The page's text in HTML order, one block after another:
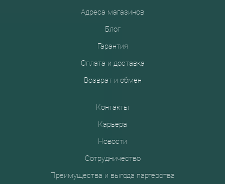
Адреса магазинов
Блог
Гарантия
Оплата и доставка
Возврат и обмен
Контакты
Карьера
Новости
Сотрудничество
Преимущества и выгода партерства